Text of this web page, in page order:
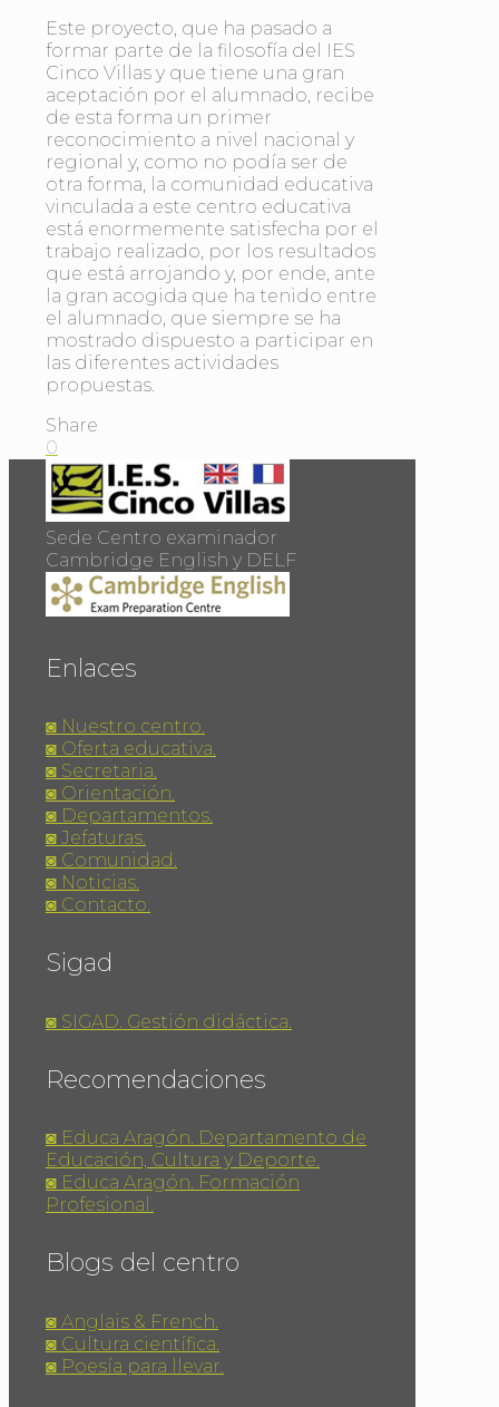
Este proyecto, que ha pasado a
formar parte de la filosofía del IES
Cinco Villas y que tiene una gran
aceptación por el alumnado, recibe
de esta forma un primer
reconocimiento a nivel nacional y
regional y, como no podía ser de
otra forma, la comunidad educativa
vinculada a este centro educativa
está enormemente satisfecha por el
trabajo realizado, por los resultados
que está arrojando y, por ende, ante
la gran acogida que ha tenido entre
el alumnado, que siempre se ha
mostrado dispuesto a participar en
las diferentes actividades
propuestas.
Share
0
Sede Centro examinador
Cambridge English y DELF
Enlaces
◙ Nuestro centro.
◙ Oferta educativa.
◙ Secretaria.
◙ Orientación.
◙ Departamentos.
◙ Jefaturas.
◙ Comunidad.
◙ Noticias.
◙ Contacto.
Sigad
◙ SIGAD. Gestión didáctica.
Recomendaciones
◙ Educa Aragón. Departamento de
Educación, Cultura y Deporte.
◙ Educa Aragón. Formación
Profesional.
Blogs del centro
◙ Anglais & French.
◙ Cultura científica.
◙ Poesía para llevar.